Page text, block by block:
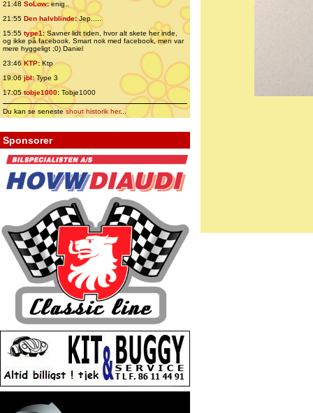
21:48 SoLow:enig..
21:55 Den halvblinde:Jep.....
15:55 type1:Savner lidt tiden, hvor alt skete her inde,
og ikke på facebook. Smart nok med facebook, men var
mere hyggeligt ;0) Daniel
23:46 KTP:Ktp
19:06jbl:Type 3
17:05tobje1000: Tobje1000
Du kan se senesteshout historik her...
Sponsorer